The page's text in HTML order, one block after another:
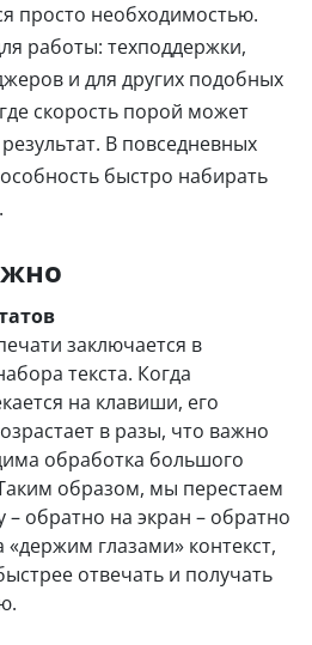
просто необходимостью.
работы: техподдержки,
и для других подобных
скорость порой может
В повседневных
быстро набирать
заключается в
текста. Когда
на клавиши, его
в разы, что важно
обработка большого
образом, мы перестаем
– обратно на экран – обратно
«держим глазами» контекст,
отвечать и получать